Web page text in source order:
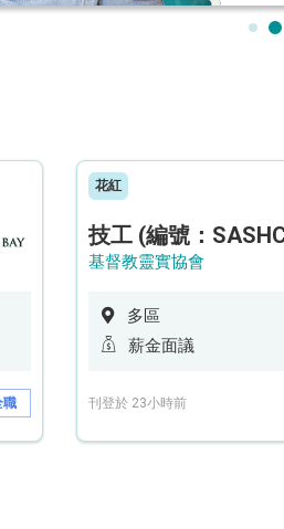
職
花紅
基督教靈實協會
多區
薪金面議
刊登於 23小時前